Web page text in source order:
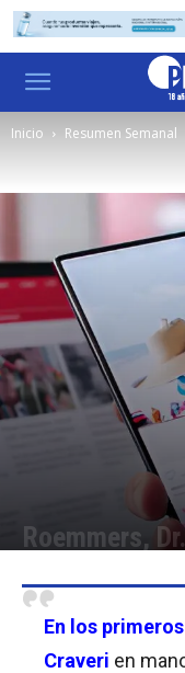
Inicio Resumen Semanal
Roemmers,
En los
Craveri en